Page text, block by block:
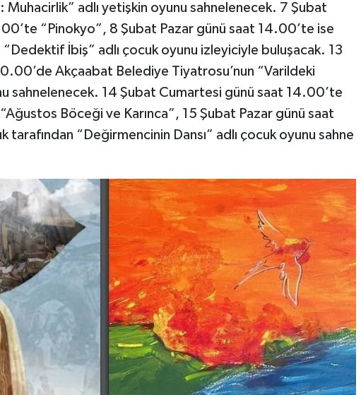
Muhacirlik” adlı yetişkin oyunu sahnelenecek. 7 Şubat
“Pinokyo”, 8 Şubat Pazar günü saat 14.00’te ise
İbiş” adlı çocuk oyunu izleyiciyle buluşacak. 13
Akçaabat Belediye Tiyatrosu’nun “Varildeki
sahnelenecek. 14 Şubat Cumartesi günü saat 14.00’te
Böceği ve Karınca”, 15 Şubat Pazar günü saat
tarafından “Değirmencinin Dansı” adlı çocuk oyunu sahne